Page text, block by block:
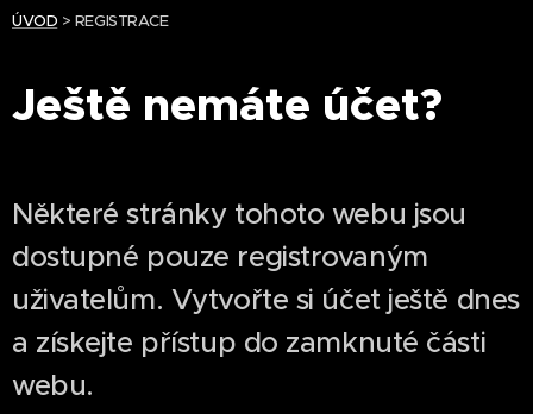
ÚVOD > REGISTRACE
Ještě nemáte účet?
Některé stránky tohoto webu jsou
dostupné pouze registrovaným
uživatelům. Vytvořte si účet ještě dnes
a získejte přístup do zamknuté části
webu.